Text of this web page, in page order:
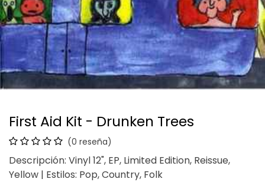
First Aid Kit - Drunken Trees
(0 reseña)
Descripción: Vinyl 12", EP, Limited Edition, Reissue,
Yellow | Estilos: Pop, Country, Folk